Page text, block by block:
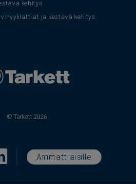
kehitys
ja kestävä kehitys
© Tarkett 2026
Ammattilaisille